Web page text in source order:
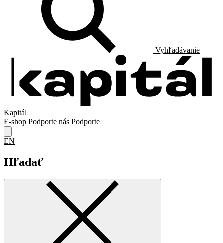
Vyhľadávanie
Kapitál
E-shop Podporte nás Podporte
EN
Hľadať